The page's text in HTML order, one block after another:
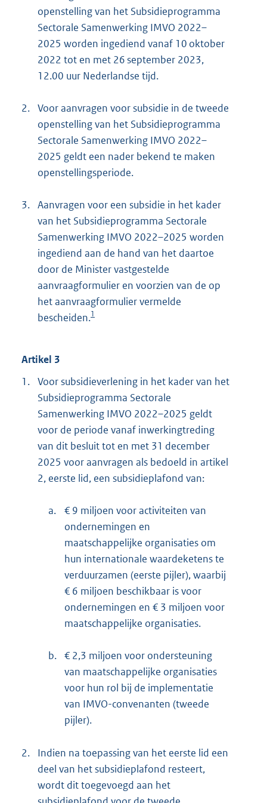
openstelling van het Subsidieprogramma
Sectorale Samenwerking IMVO 2022–
2025 worden ingediend vanaf 10 oktober
2022 tot en met 26 september 2023,
12.00 uur Nederlandse tijd.
2. Voor aanvragen voor subsidie in de tweede
openstelling van het Subsidieprogramma
Sectorale Samenwerking IMVO 2022–
2025 geldt een nader bekend te maken
openstellingsperiode.
3. Aanvragen voor een subsidie in het kader
van het Subsidieprogramma Sectorale
Samenwerking IMVO 2022–2025 worden
ingediend aan de hand van het daartoe
door de Minister vastgestelde
aanvraagformulier en voorzien van de op
het aanvraagformulier vermelde
bescheiden.1
Artikel 3
1. Voor subsidieverlening in het kader van het
Subsidieprogramma Sectorale
Samenwerking IMVO 2022–2025 geldt
voor de periode vanaf inwerkingtreding
van dit besluit tot en met 31 december
2025 voor aanvragen als bedoeld in artikel
2, eerste lid, een subsidieplafond van:
a.
€ 9 miljoen voor activiteiten van
ondernemingen en
maatschappelijke organisaties om
hun internationale waardeketens te
verduurzamen (eerste pijler), waarbij
€ 6 miljoen beschikbaar is voor
ondernemingen en € 3 miljoen voor
maatschappelijke organisaties.
b. € 2,3 miljoen voor ondersteuning
van maatschappelijke organisaties
voor hun rol bij de implementatie
van IMVO-convenanten (tweede
pijler).
2.
Indien na toepassing van het eerste lid een
deel van het subsidieplafond resteert,
wordt dit toegevoegd aan het